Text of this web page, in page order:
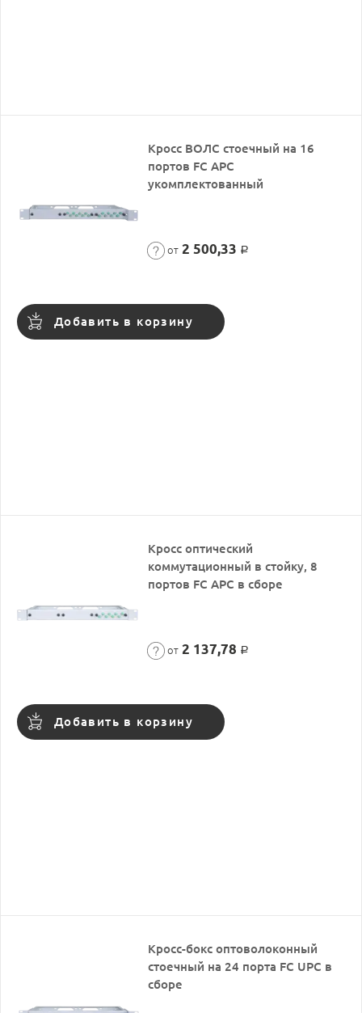
Кросс ВОЛС стоечный на 16
портов FC APC
укомплектованный
от 2 500,33 Р
Добавить в корзину
Кросс оптический
коммутационный в стойку, 8
портов FC APC в сборе
от 2 137,78 Р
Добавить в корзину
Кросс-бокс оптоволоконный
стоечный на 24 порта FC UPC в
сборе